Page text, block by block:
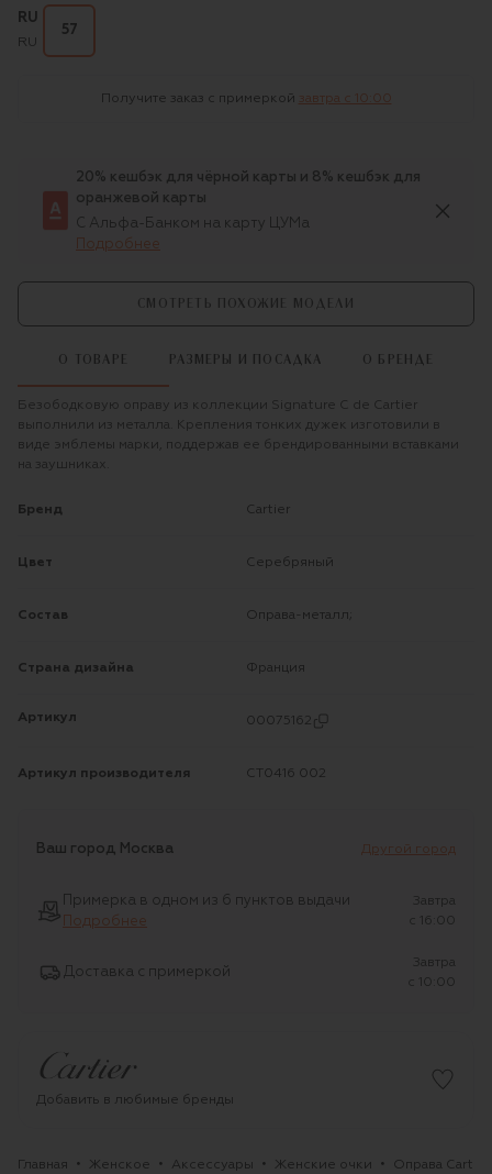
RU
RU
57
Получите заказ с примеркой завтра c 10:00
20% кешбэк для чёрной карты и 8% кешбэк для
оранжевой карты
С Альфа-Банком на карту ЦУМа
Подробнее
СМОТРЕТЬ ПОХОЖИЕ МОДЕЛИ
О ТОВАРЕ РАЗМЕРЫ И ПОСАДКА О БРЕНДЕ
Безободковую оправу из коллекции Signature C de Cartier
выполнили из металла. Крепления тонких дужек изготовили в
виде эмблемы марки, поддержав ее брендированными вставками
на заушниках.
Бренд Cartier
Цвет Серебряный
Состав Оправа-металл;
Страна дизайна Франция
Артикул 00075162
Артикул производителя CT0416 002
Ваш город Москва Другой город
Примерка в одном из 6 пунктов выдачи
Подробнее
Завтра
c 16:00
Доставка с примеркой
Завтра
c 10:00
Добавить в любимые бренды
Главная Женское Аксессуары Женские очки Оправа Cartier